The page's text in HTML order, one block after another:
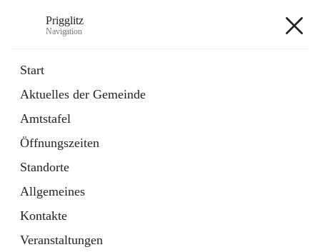
Prigglitz
Navigation
Start
Aktuelles der Gemeinde
Amtstafel
Öffnungszeiten
Standorte
Allgemeines
Kontakte
Veranstaltungen
Externe Webseite
in
Tab
Gemeindezeitung
Ordner
öffnet
in
neuem
Tab